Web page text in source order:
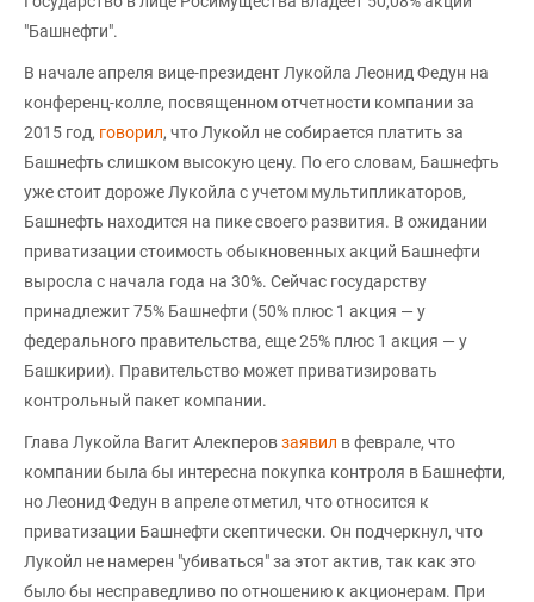
"Башнефти".
В начале апреля вице-президент Лукойла Леонид Федун на
конференц-колле, посвященном отчетности компании за
2015 год, говорил, что Лукойл не собирается платить за
Башнефть слишком высокую цену. По его словам, Башнефть
уже стоит дороже Лукойла с учетом мультипликаторов,
Башнефть находится на пике своего развития. В ожидании
приватизации стоимость обыкновенных акций Башнефти
выросла с начала года на 30%. Сейчас государству
принадлежит 75% Башнефти (50% плюс 1 акция — у
федерального правительства, еще 25% плюс 1 акция — у
Башкирии). Правительство может приватизировать
контрольный пакет компании.
Глава Лукойла Вагит Алекперовзаявил в феврале, что
компании была бы интересна покупка контроля в Башнефти,
но Леонид Федун в апреле отметил, что относится к
приватизации Башнефти скептически. Он подчеркнул, что
Лукойл не намерен "убиваться" за этот актив, так как это
было бы несправедливо по отношению к акционерам. При